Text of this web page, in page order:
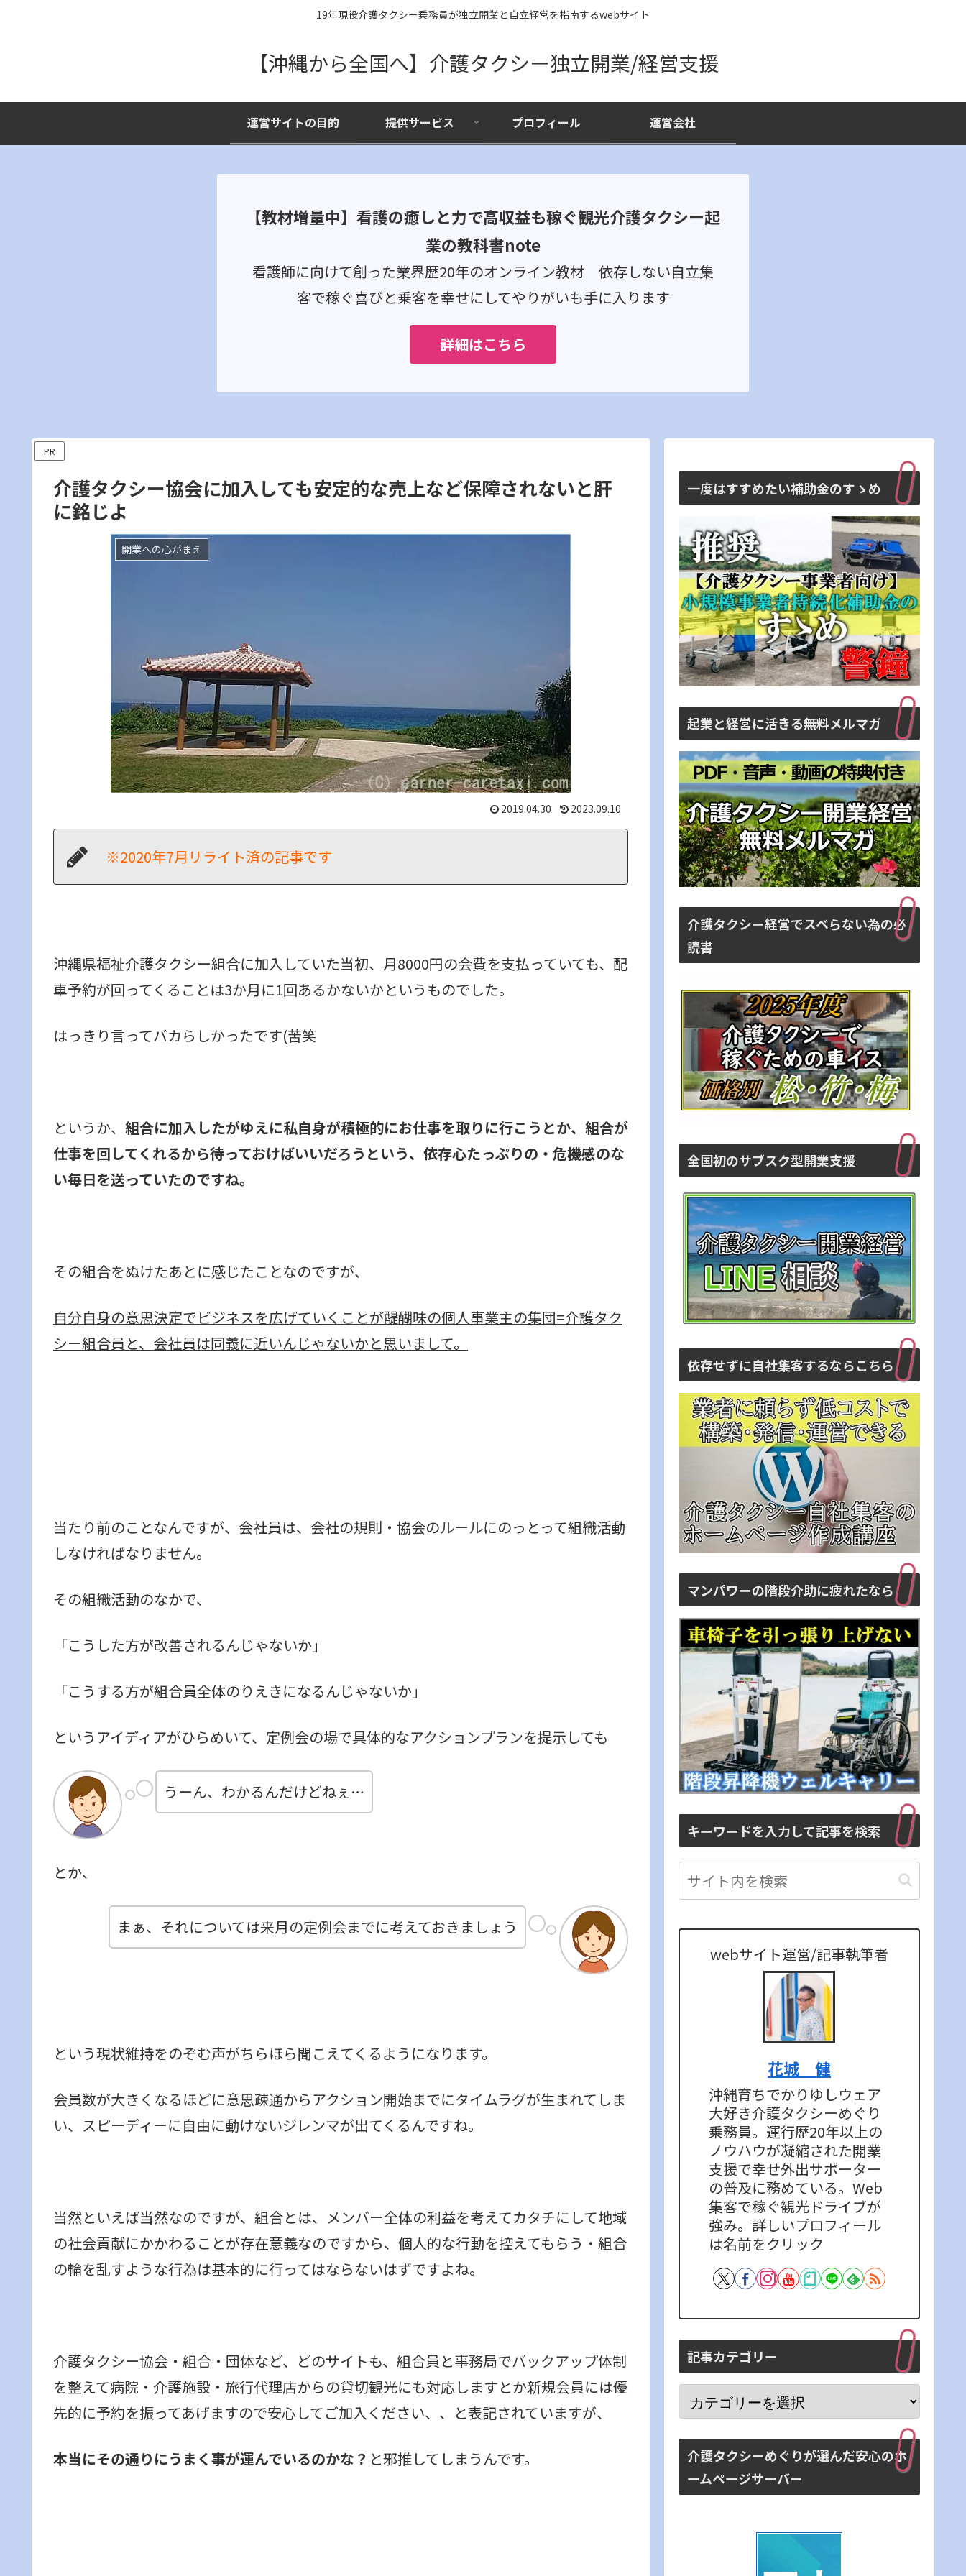
19年現役介護タクシー乗務員が独立開業と自立経営を指南するwebサイト
【沖縄から全国へ】介護タクシー独立開業/経営支援
運営サイトの目的 提供サービス プロフィール 運営会社
【教材増量中】看護の癒しと力で高収益も稼ぐ観光介護タクシー起
業の教科書note
看護師に向けて創った業界歴20年のオンライン教材 依存しない自立集
客で稼ぐ喜びと乗客を幸せにしてやりがいも手に入ります
詳細はこちら
PR
介護タクシー協会に加入しても安定的な売上など保障されないと肝
に銘じよ
開業への心がまえ
2019.04.30 2023.09.10
※2020年7月リライト済の記事です
沖縄県福祉介護タクシー組合に加入していた当初、月8000円の会費を支払っていても、配
車予約が回ってくることは3か月に1回あるかないかというものでした。
はっきり言ってバカらしかったです(苦笑
というか、 組合に加入したがゆえに私自身が積極的にお仕事を取りに行こうとか、組合が
仕事を回してくれるから待っておけばいいだろうという、依存心たっぷりの・危機感のな
い毎日を送っていたのですね。
その組合をぬけたあとに感じたことなのですが、
自分自身の意思決定でビジネスを広げていくことが醍醐味の個人事業主の集団=介護タク
シー組合員 と、会社員は同義に近いんじゃないかと思いまして。
当たり前のことなんですが、会社員は、会社の規則・協会のルールにのっとって組織活動
しなければなりません。
その組織活動のなかで、
「こうした方が改善されるんじゃないか」
「こうする方が組合員全体のりえきになるんじゃないか」
というアイディアがひらめいて、定例会の場で具体的なアクションプランを提示しても
うーん、わかるんだけどねぇ…
とか、
まぁ、それについては来月の定例会までに考えておきましょう
という現状維持をのぞむ声がちらほら聞こえてくるようになります。
会員数が大きくなるほどに意思疎通からアクション開始までにタイムラグが生まれてしま
い、スピーディーに自由に動けないジレンマが出てくるんですね。
当然といえば当然なのですが、組合とは、メンバー全体の利益を考えてカタチにして地域
の社会貢献にかかわることが存在意義なのですから、個人的な行動を控えてもらう・組合
の輪を乱すような行為は基本的に行ってはならないはずですよね。
介護タクシー協会・組合・団体など、どのサイトも、組合員と事務局でバックアップ体制
を整えて病院・介護施設・旅行代理店からの貸切観光にも対応しますとか新規会員には優
先的に予約を振ってあげますので安心してご加入ください、、と表記されていますが、
本当にその通りにうまく事が運んでいるのかな？ と邪推してしまうんです。
一度はすすめたい補助金のすゝめ
起業と経営に活きる無料メルマガ
介護タクシー経営でスベらない為の必
読書
全国初のサブスク型開業支援
依存せずに自社集客するならこちら
マンパワーの階段介助に疲れたなら
キーワードを入力して記事を検索
webサイト運営/記事執筆者
花城 健
沖縄育ちでかりゆしウェア
大好き介護タクシーめぐり
乗務員。運行歴20年以上の
ノウハウが凝縮された開業
支援で幸せ外出サポーター
の普及に務めている。Web
集客で稼ぐ観光ドライブが
強み。詳しいプロフィール
は名前をクリック
記事カテゴリー
介護タクシーめぐりが選んだ安心のホ
ームページサーバー